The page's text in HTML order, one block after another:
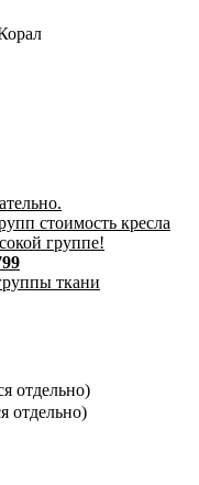
стоимость кресла
группе!
ткани
отдельно)
отдельно)